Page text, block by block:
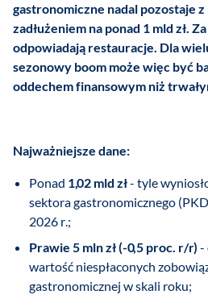
gastronomiczne nadal pozostaje
zadłużeniem na ponad 1 mld zł.
odpowiadają restauracje. Dla
sezonowy boom może więc być
oddechem finansowym niż
Najważniejsze dane:
Ponad 1,02 mld zł- tyle
sektora gastronomicznego
2026 r.;
Prawie 5 mln zł (-0,5 proc. r/r) -
wartość niespłaconych
gastronomicznej w skali roku;